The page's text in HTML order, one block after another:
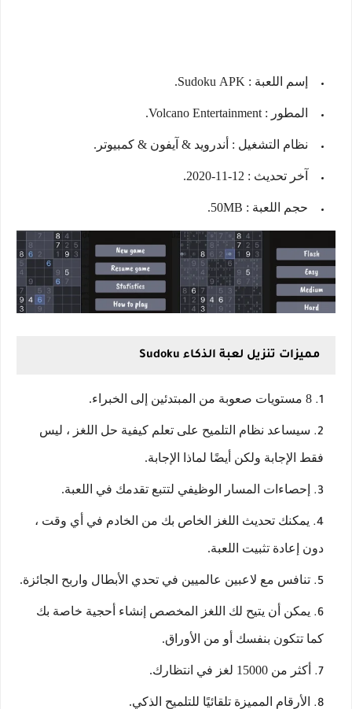
إسم اللعبة : Sudoku APK.
المطور : Volcano Entertainment.
نظام التشغيل : أندرويد & آيفون & كمبيوتر.
آخر تحديث : 12-11-2020.
حجم اللعبة : 50MB.
مميزات تنزيل لعبة الذكاء Sudoku
8 مستويات صعوبة من المبتدئين إلى الخبراء.
سيساعد نظام التلميح على تعلم كيفية حل اللغز ، ليس
فقط الإجابة ولكن أيضًا لماذا الإجابة.
إحصاءات المسار الوظيفي لتتبع تقدمك في اللعبة.
يمكنك تحديث اللغز الخاص بك من الخادم في أي وقت ،
دون إعادة تثبيت اللعبة.
تنافس مع لاعبين عالميين في تحدي الأبطال واربح الجائزة.
يمكن أن يتيح لك اللغز المخصص إنشاء أحجية خاصة بك
كما تتكون بنفسك أو من الأوراق.
أكثر من 15000 لغز في انتظارك.
الأرقام المميزة تلقائيًا للتلميح الذكي.